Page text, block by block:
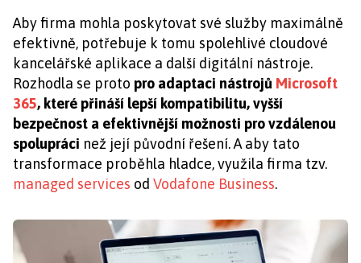
Aby firma mohla poskytovat své služby maximálně
efektivně, potřebuje k tomu spolehlivé cloudové
kancelářské aplikace a další digitální nástroje.
Rozhodla se proto pro adaptaci nástrojů Microsoft
365, které přináší lepší kompatibilitu, vyšší
bezpečnost a efektivnější možnosti pro vzdálenou
spolupráci než její původní řešení.A aby tato
transformace proběhla hladce, využila firma tzv.
managed services od Vodafone Business.